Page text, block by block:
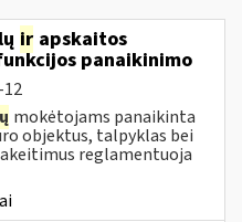
ir apskaitos
panaikinimo
mokėtojams panaikinta
objektus, talpyklas bei
reglamentuoja